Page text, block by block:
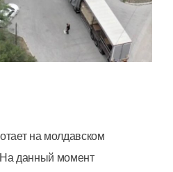
на молдавском
На данный момент